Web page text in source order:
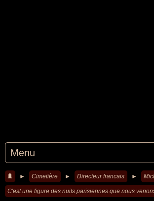
Menu
► Cimetière ► Directeur francais ►
C'est une figure des nuits parisiennes que nous